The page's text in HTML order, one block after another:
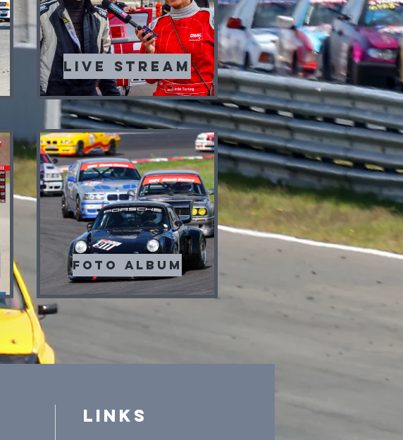
Live Stream
Foto album
Links